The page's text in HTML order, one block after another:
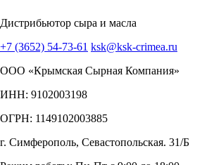
Дистрибьютор сыра и масла
+7 (3652) 54-73-61 ksk@ksk-crimea.ru
ООО «Крымская Сырная Компания»
ИНН: 9102003198
ОГРН: 1149102003885
г. Симферополь, Севастопольская. 31/Б